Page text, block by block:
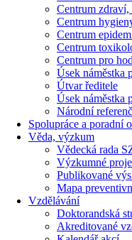
Centrum
Centrum
Centrum
Centrum
Centrum pro
Úsek náměstka
Útvar ředitele
Úsek náměstka
Národní
Spolupráce a poradní
Věda, výzkum
Vědecká rada
Výzkumné
Publikované
Mapa
Vzdělávání
Doktorandská
Akreditované